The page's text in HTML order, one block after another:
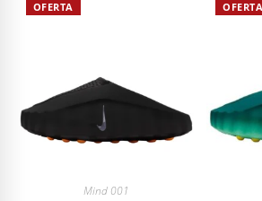
OFERTA
Mind 001
OFERTA